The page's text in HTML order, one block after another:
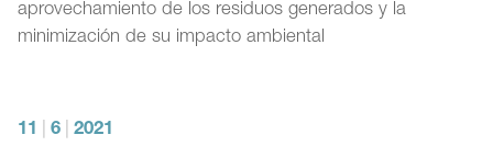
aprovechamiento de los residuos generados y la
minimización de su impacto ambiental
11 6 2021